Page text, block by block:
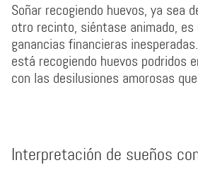
Soñar recogiendo huevos, ya sea
otro recinto, siéntase animado,
ganancias financieras
está recogiendo huevos podridos
con las desilusiones amorosas
Interpretación de sueños